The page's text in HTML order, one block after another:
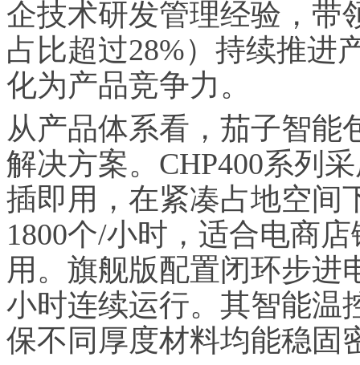
企技术研发管理经验，带
占比超过28%）持续推进
化为产品竞争力。
从产品体系看，茄子智能
解决方案。CHP400系列
插即用，在紧凑占地空间
1800个/小时，适合电商
用。旗舰版配置闭环步进
小时连续运行。其智能温
保不同厚度材料均能稳固